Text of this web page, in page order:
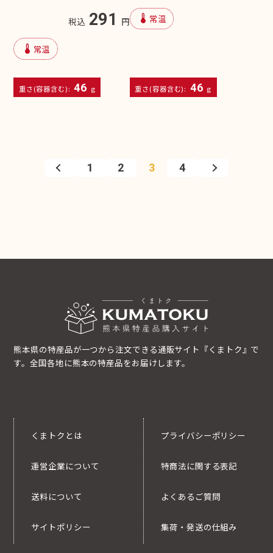
税込 291 円
device_thermostat 常温
重さ(容器含む): 46 g
device_thermostat 常温
重さ(容器含む): 46 g
1 2 3 4
熊本県の特産品が一つから注文できる通販サイト『くまトク』で
す。全国各地に熊本の特産品をお届けします。
くまトクとは
運営企業について
送料について
サイトポリシー
プライバシーポリシー
特商法に関する表記
よくあるご質問
集荷・発送の仕組み